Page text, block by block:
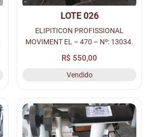
LOTE 026
ELIPITICON PROFISSIONAL
MOVIMENT EL – 470 – Nº: 13034.
R$ 550,00
Vendido